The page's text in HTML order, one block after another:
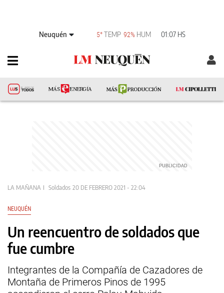
Neuquén 5° TEMP 92% HUM 01:07 HS
LA MAÑANA Soldados 20 DE FEBRERO 2021 - 22:04
NEUQUÉN
Un reencuentro de soldados que
fue cumbre
Integrantes de la Compañía de Cazadores de
Montaña de Primeros Pinos de 1995